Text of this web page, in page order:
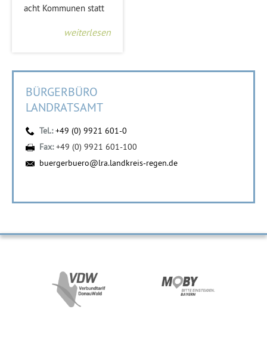
acht Kommunen statt
weiterlesen
BÜRGERBÜRO
LANDRATSAMT
Tel.:+49 (0) 9921 601-0
Fax:+49 (0) 9921 601-100
buergerbuero@lra.landkreis-regen.de